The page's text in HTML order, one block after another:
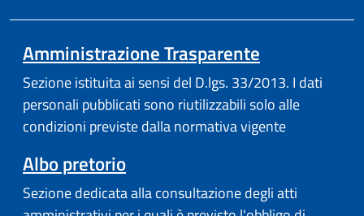
Amministrazione Trasparente
Sezione istituita ai sensi del D.lgs. 33/2013. I dati
personali pubblicati sono riutilizzabili solo alle
condizioni previste dalla normativa vigente
Albo pretorio
Sezione dedicata alla consultazione degli atti